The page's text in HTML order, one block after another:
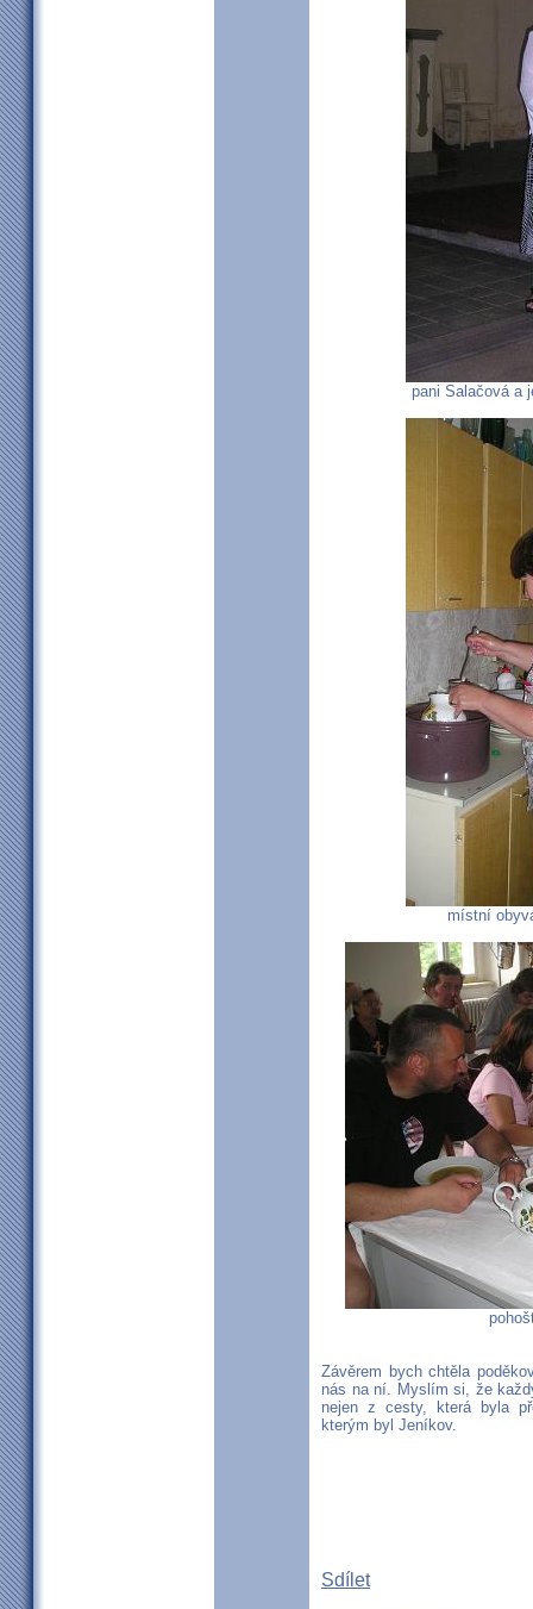
pani Salačová a
místní
Závěrem bych chtěla
nás na ní. Myslím si, že
nejen z cesty, která byla
kterým byl Jeníkov.
Sdílet